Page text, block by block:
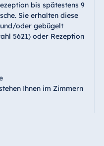
bis spätestens 9
Sie erhalten diese
oder gebügelt
5621) oder Rezeption
Ihnen im Zimmern